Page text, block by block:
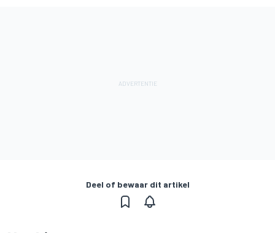
Deel of bewaar dit artikel